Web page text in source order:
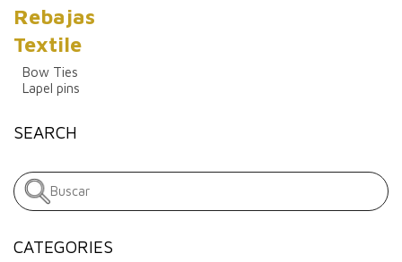
Rebajas
Textile
Bow Ties
Lapel pins
SEARCH
CATEGORIES